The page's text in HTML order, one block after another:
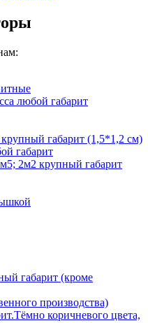
любой габарит
габарит (1,5*1,2 см)
габарит
2м2 крупный габарит
габарит (кроме
производства)
коричневого цвета,